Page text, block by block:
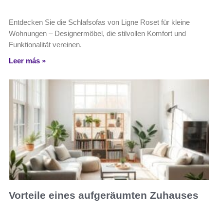
Entdecken Sie die Schlafsofas von Ligne Roset für kleine
Wohnungen – Designermöbel, die stilvollen Komfort und
Funktionalität vereinen.
Leer más »
Vorteile eines aufgeräumten Zuhauses